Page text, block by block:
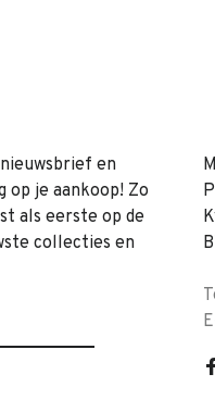
en
op je aankoop! Zo
als eerste op de
collecties en